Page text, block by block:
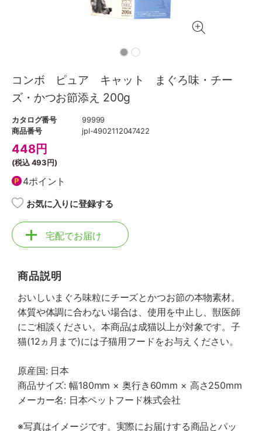
コンボ ピュア キャット まぐろ味・チー
ズ・かつお節添え 200g
カタログ番号
99999
商品番号
jpl-4902112047422
448円
(税込493円)
4ポイント
お気に入りに登録する
宅配でお届け
商品説明
おいしいまぐろ味粒にチーズとかつお節の本物素材。
体質や体調に合わない場合は、使用を中止し、獣医師
にご相談ください。本商品は成猫以上が対象です。子
猫(12ヵ月まで)には子猫用フードをお与えください。
原産国: 日本
商品サイズ: 幅180mm × 奥行き60mm × 高さ250mm
メーカー名: 日本ペットフード株式会社
※写真はイメージです。実際にお届けする商品とパッ